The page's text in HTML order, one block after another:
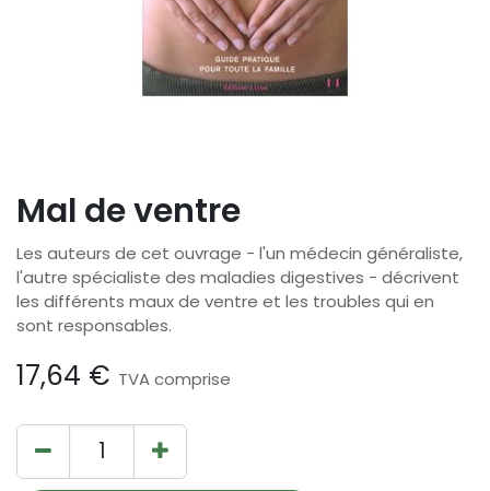
Mal de ventre
Les auteurs de cet ouvrage - l'un médecin généraliste,
l'autre spécialiste des maladies digestives - décrivent
les différents maux de ventre et les troubles qui en
sont responsables.
17,64 € TVA comprise